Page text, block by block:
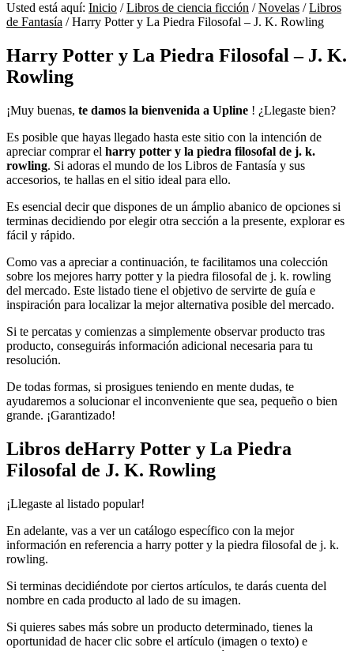
Usted está aquí: Inicio / Libros de ciencia ficción / Novelas / Libros
de Fantasía /Harry Potter y La Piedra Filosofal – J. K. Rowling
Harry Potter y La Piedra Filosofal – J. K.
Rowling
¡Muy buenas, te damos la bienvenida a Upline ! ¿Llegaste bien?
Es posible que hayas llegado hasta este sitio con la intención de
apreciar comprar el harry potter y la piedra filosofal de j. k.
rowling. Si adoras el mundo de los Libros de Fantasía y sus
accesorios, te hallas en el sitio ideal para ello.
Es esencial decir que dispones de un ámplio abanico de opciones si
terminas decidiendo por elegir otra sección a la presente, explorar es
fácil y rápido.
Como vas a apreciar a continuación, te facilitamos una colección
sobre los mejores harry potter y la piedra filosofal de j. k. rowling
del mercado. Este listado tiene el objetivo de servirte de guía e
inspiración para localizar la mejor alternativa posible del mercado.
Si te percatas y comienzas a simplemente observar producto tras
producto, conseguirás información adicional necesaria para tu
resolución.
De todas formas, si prosigues teniendo en mente dudas, te
ayudaremos a solucionar el inconveniente que sea, pequeño o bien
grande. ¡Garantizado!
Libros deHarry Potter y La Piedra
Filosofal de J. K. Rowling
¡Llegaste al listado popular!
En adelante, vas a ver un catálogo específico con la mejor
información en referencia a harry potter y la piedra filosofal de j. k.
rowling.
Si terminas decidiéndote por ciertos artículos, te darás cuenta del
nombre en cada producto al lado de su imagen.
Si quieres sabes más sobre un producto determinado, tienes la
oportunidad de hacer clic sobre el artículo (imagen o texto) e